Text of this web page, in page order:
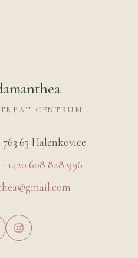
CENTRUM
63 Halenkovice
· +420 608 828 996